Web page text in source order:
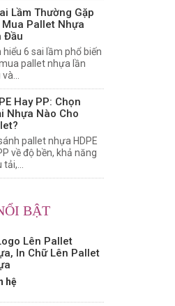
Lầm Thường Gặp
Mua Pallet Nhựa
Đầu
hiểu 6 sai lầm phổ biến
pallet nhựa lần
Hay PP: Chọn
Nhựa Nào Cho
pallet nhựa HDPE
về độ bền, khả năng
BẬT
Lên Pallet
In Chữ Lên Pallet
hệ